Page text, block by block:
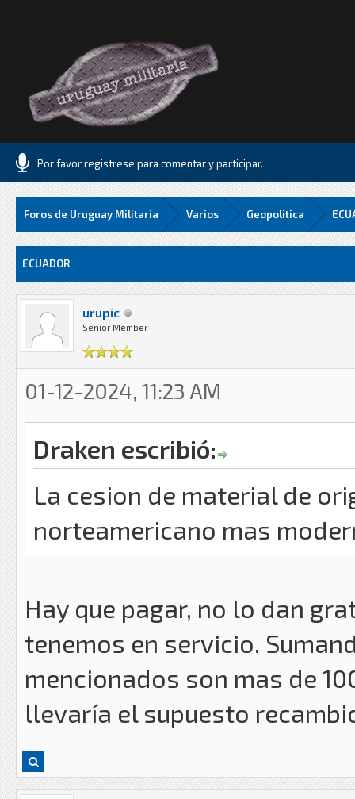
Por favor registrese para comentar y participar.
Foros de Uruguay Militaria Varios Geopolitica
ECUADOR
urupic
Senior Member
01-12-2024, 11:23 AM
Draken escribió:
La cesion de material de
norteamericano mas
Hay que pagar, no lo dan
tenemos en servicio.
mencionados son mas de
llevaría el supuesto